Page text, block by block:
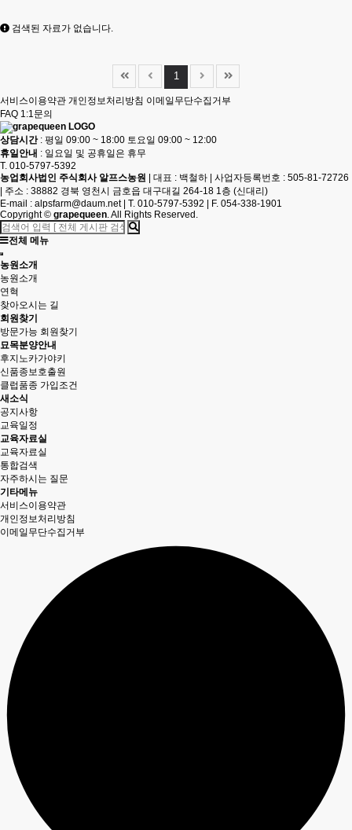
검색된 자료가 없습니다.
1
서비스이용약관 개인정보처리방침 이메일무단수집거부
FAQ 1:1문의
상담시간: 평일 09:00 ~ 18:00 토요일 09:00 ~ 12:00
휴일안내 : 일요일 및 공휴일은 휴무
T. 010-5797-5392
농업회사법인 주식회사 알프스농원
대표 : 백철하
사업자등록번호 : 505-81-72726
주소 : 38882 경북 영천시 금호읍 대구대길 264-18 1층 (신대리)
E-mail : alpsfarm@daum.net T. 010-5797-5392
F. 054-338-1901
Copyright© grapequeen. All Rights Reserved.
전체 메뉴
농원소개
농원소개
연혁
찾아오시는 길
회원찾기
방문가능 회원찾기
묘목분양안내
후지노카가야키
신품종보호출원
클럽품종 가입조건
새소식
공지사항
교육일정
교육자료실
교육자료실
통합검색
자주하시는 질문
기타메뉴
서비스이용약관
개인정보처리방침
이메일무단수집거부